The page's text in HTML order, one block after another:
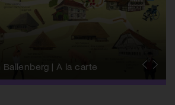
| À la carte
Geschichte Schwyz